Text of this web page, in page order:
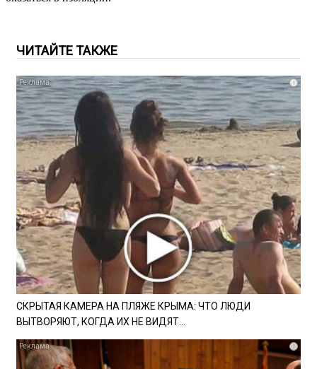
ЧИТАЙТЕ ТАКЖЕ
i
СКРЫТАЯ КАМЕРА НА ПЛЯЖЕ КРЫМА: ЧТО ЛЮДИ
ВЫТВОРЯЮТ, КОГДА ИХ НЕ ВИДЯТ...
i